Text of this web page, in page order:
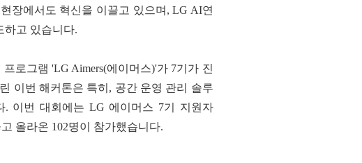
장에서도 혁신을 이끌고 있으며, LG AI연
하고 있습니다.
로그램 'LG Aimers(에이머스)'가 7기가 진
이번 해커톤은 특히, 공간 운영 관리 솔루
이번 대회에는 LG 에이머스 7기 지원자
올라온 102명이 참가했습니다.